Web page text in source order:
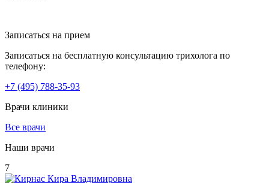
Записаться на прием
Записаться на бесплатную консультацию трихолога по
телефону:
+7 (495) 788-35-93
Врачи клиники
Все врачи
Наши врачи
7